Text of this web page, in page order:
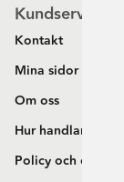
Kundservice
Kontakt
Mina sidor
Om oss
Hur handlar jag?
Policy och cookies